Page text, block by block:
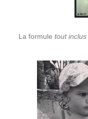
La formule tout inclus